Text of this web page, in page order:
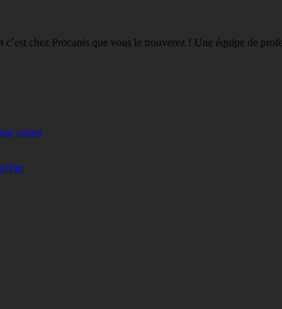
chez Procanis que vous le trouverez ! Une équipe de
autant